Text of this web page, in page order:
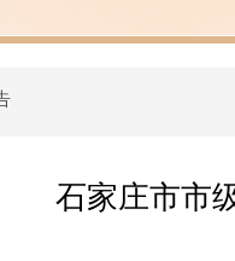
石家庄市市